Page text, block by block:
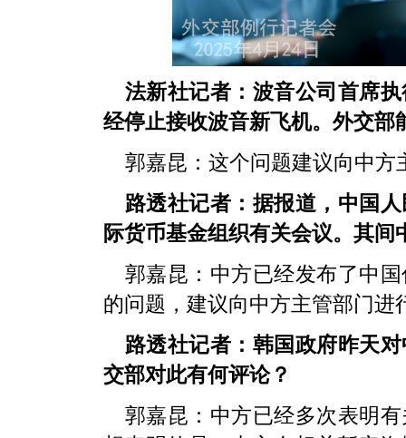
法新社记者：波音公司首席
经停止接收波音新飞机。外交部
郭嘉昆：这个问题建议向中方
路透社记者：据报道，中国
际货币基金组织有关会议。其
郭嘉昆：中方已经发布了中
的问题，建议向中方主管部门进
路透社记者：韩国政府昨天
交部对此有何评论？
郭嘉昆：中方已经多次表明